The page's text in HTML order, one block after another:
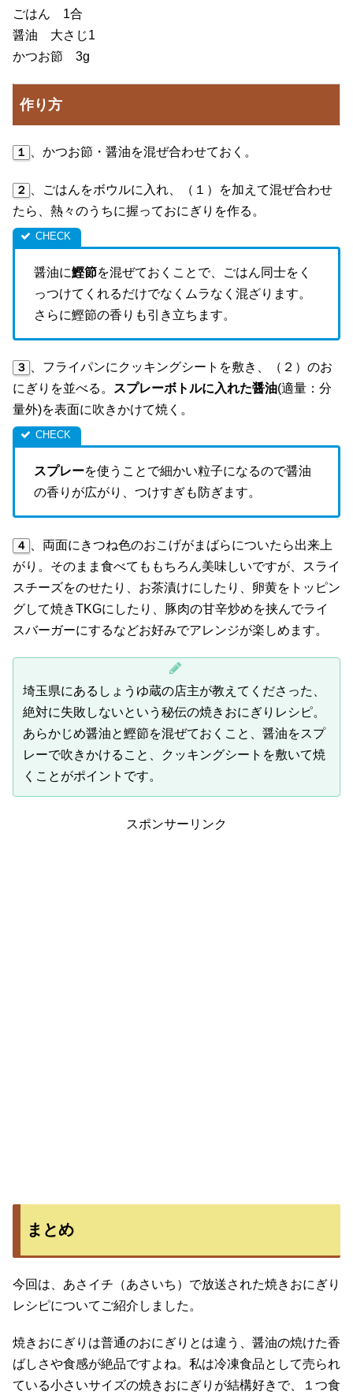
ごはん 1合
醤油 大さじ1
かつお節 3g
作り方
１ 、かつお節・醤油を混ぜ合わせておく。
２ 、ごはんをボウルに入れ、（１）を加えて混ぜ合わせ
たら、熱々のうちに握っておにぎりを作る。
醤油に鰹節を混ぜておくことで、ごはん同士をく
っつけてくれるだけでなくムラなく混ざります。
さらに鰹節の香りも引き立ちます。
３ 、フライパンにクッキングシートを敷き、（２）のお
にぎりを並べる。 スプレーボトルに入れた醤油(適量：分
量外)を表面に吹きかけて焼く。
スプレーを使うことで細かい粒子になるので醤油
の香りが広がり、つけすぎも防ぎます。
４ 、両面にきつね色のおこげがまばらについたら出来上
がり。そのまま食べてももちろん美味しいですが、スライ
スチーズをのせたり、お茶漬けにしたり、卵黄をトッピン
グして焼きTKGにしたり、豚肉の甘辛炒めを挟んでライ
スバーガーにするなどお好みでアレンジが楽しめます。
埼玉県にあるしょうゆ蔵の店主が教えてくださった、
絶対に失敗しないという秘伝の焼きおにぎりレシピ。
あらかじめ醤油と鰹節を混ぜておくこと、醤油をスプ
レーで吹きかけること、クッキングシートを敷いて焼
くことがポイントです。
スポンサーリンク
まとめ
今回は、あさイチ（あさいち）で放送された焼きおにぎり
レシピについてご紹介しました。
焼きおにぎりは普通のおにぎりとは違う、醤油の焼けた香
ばしさや食感が絶品ですよね。私は冷凍食品として売られ
ている小さいサイズの焼きおにぎりが結構好きで、１つ食